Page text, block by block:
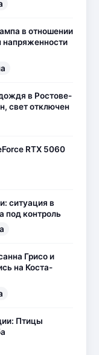
в отношении
в Ростове-
свет отключен
RTX 5060
ситуация в
под контроль
Грисо и
на Коста-
Птицы